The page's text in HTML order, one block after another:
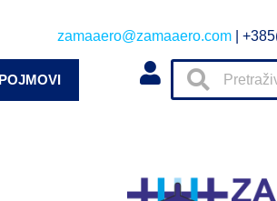
zamaaero@zamaaero.com |